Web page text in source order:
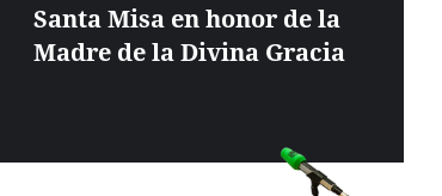
Santa Misa en honor de la
Madre de la Divina Gracia